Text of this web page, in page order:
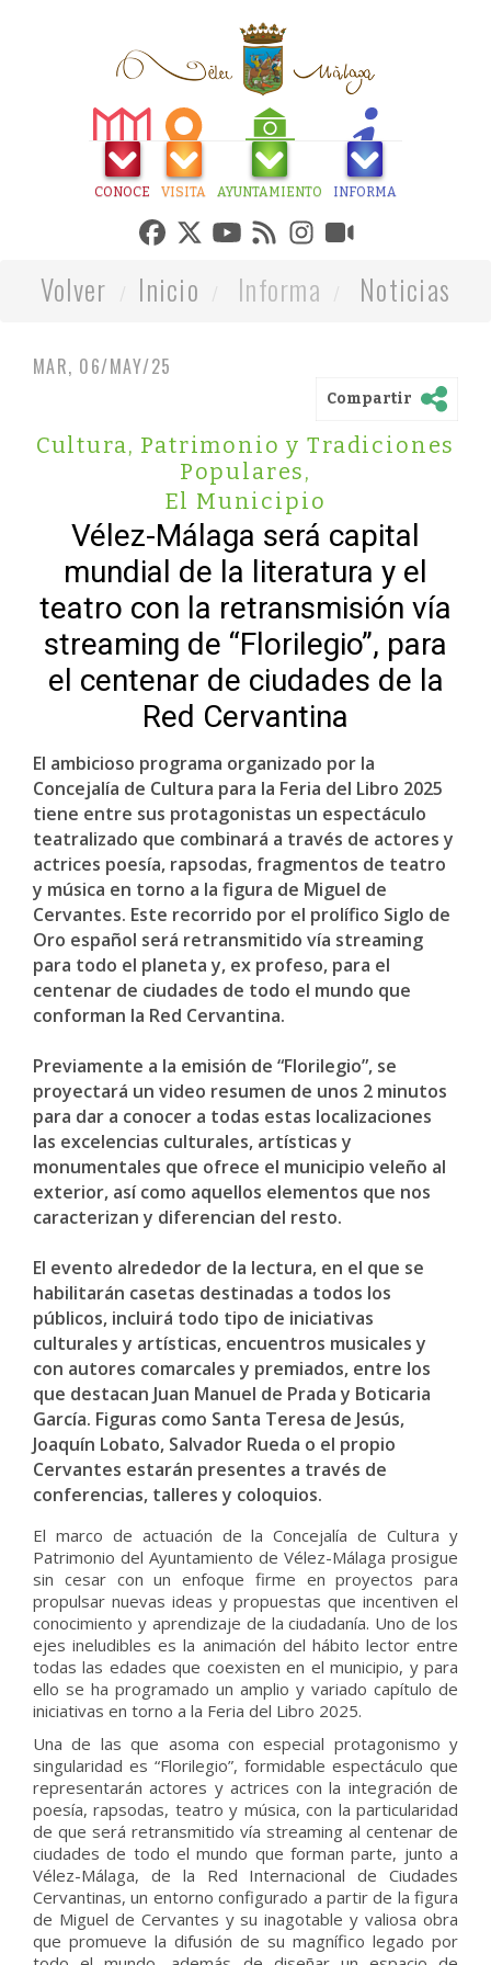
CONOCE VISITA AYUNTAMIENTO INFORMA
Volver Inicio Informa Noticias
MAR, 06/MAY/25
Compartir
Cultura, Patrimonio y Tradiciones
Populares,
El Municipio
Vélez-Málaga será capital
mundial de la literatura y el
teatro con la retransmisión vía
streaming de “Florilegio”, para
el centenar de ciudades de la
Red Cervantina
El ambicioso programa organizado por la
Concejalía de Cultura para la Feria del Libro 2025
tiene entre sus protagonistas un espectáculo
teatralizado que combinará a través de actores y
actrices poesía, rapsodas, fragmentos de teatro
y música en torno a la figura de Miguel de
Cervantes. Este recorrido por el prolífico Siglo de
Oro español será retransmitido vía streaming
para todo el planeta y, ex profeso, para el
centenar de ciudades de todo el mundo que
conforman la Red Cervantina.
Previamente a la emisión de “Florilegio”, se
proyectará un video resumen de unos 2 minutos
para dar a conocer a todas estas localizaciones
las excelencias culturales, artísticas y
monumentales que ofrece el municipio veleño al
exterior, así como aquellos elementos que nos
caracterizan y diferencian del resto.
El evento alrededor de la lectura, en el que se
habilitarán casetas destinadas a todos los
públicos, incluirá todo tipo de iniciativas
culturales y artísticas, encuentros musicales y
con autores comarcales y premiados, entre los
que destacan Juan Manuel de Prada y Boticaria
García. Figuras como Santa Teresa de Jesús,
Joaquín Lobato, Salvador Rueda o el propio
Cervantes estarán presentes a través de
conferencias, talleres y coloquios.
El marco de actuación de la Concejalía de Cultura y
Patrimonio del Ayuntamiento de Vélez-Málaga prosigue
sin cesar con un enfoque firme en proyectos para
propulsar nuevas ideas y propuestas que incentiven el
conocimiento y aprendizaje de la ciudadanía. Uno de los
ejes ineludibles es la animación del hábito lector entre
todas las edades que coexisten en el municipio, y para
ello se ha programado un amplio y variado capítulo de
iniciativas en torno a la Feria del Libro 2025.
Una de las que asoma con especial protagonismo y
singularidad es “Florilegio”, formidable espectáculo que
representarán actores y actrices con la integración de
poesía, rapsodas, teatro y música, con la particularidad
de que será retransmitido vía streaming al centenar de
ciudades de todo el mundo que forman parte, junto a
Vélez-Málaga, de la Red Internacional de Ciudades
Cervantinas, un entorno configurado a partir de la figura
de Miguel de Cervantes y su inagotable y valiosa obra
que promueve la difusión de su magnífico legado por